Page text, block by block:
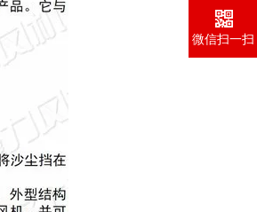
微信扫一扫